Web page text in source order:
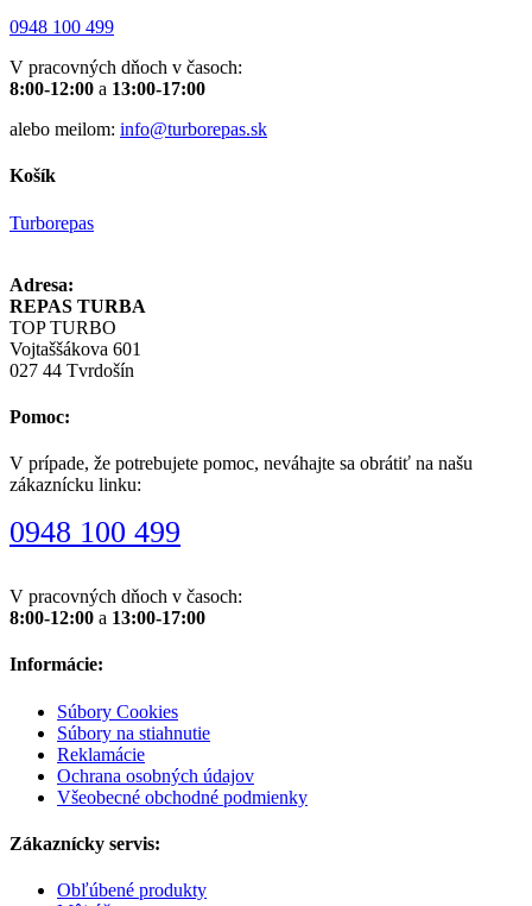
0948 100 499
V pracovných dňoch v časoch:
8:00-12:00 a 13:00-17:00
alebo meilom: info@turborepas.sk
Košík
Turborepas
Adresa:
REPAS TURBA
TOP TURBO
Vojtaššákova 601
027 44 Tvrdošín
Pomoc:
V prípade, že potrebujete pomoc, neváhajte sa obrátiť na našu
zákaznícku linku:
0948 100 499
V pracovných dňoch v časoch:
8:00-12:00 a 13:00-17:00
Informácie:
Súbory Cookies
Súbory na stiahnutie
Reklamácie
Ochrana osobných údajov
Všeobecné obchodné podmienky
Zákaznícky servis:
Obľúbené produkty